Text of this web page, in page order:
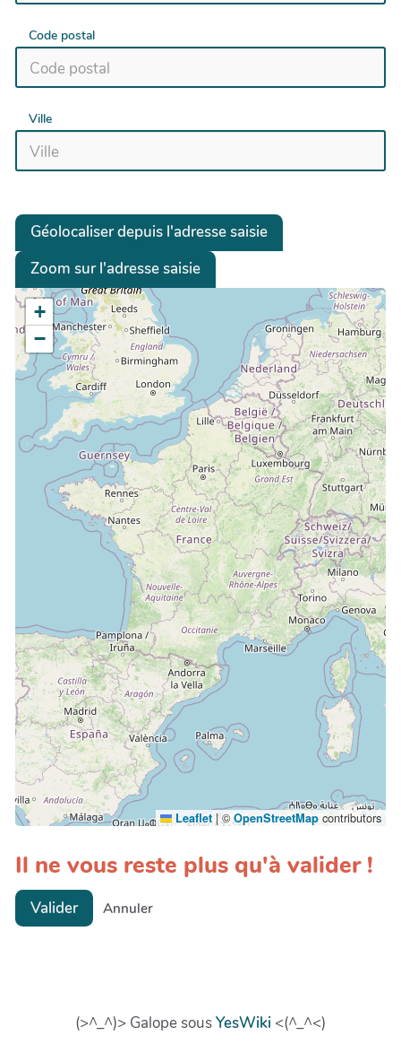
Code postal
Ville
Géolocaliser depuis l'adresse saisie
Zoom sur l'adresse saisie
+
−
Leaflet |©OpenStreetMap contributors
Il ne vous reste plus qu'à valider !
Valider Annuler
(>^_^)> Galope sousYesWiki <(^_^<)